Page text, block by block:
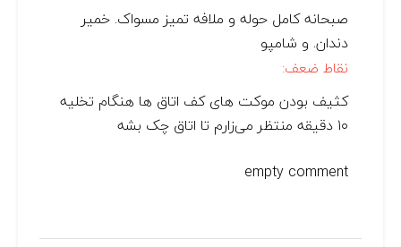
صبحانه کامل حوله و ملافه تمیز مسواک. خمیر
دندان. و شامپو
نقاط ضعف:
کثیف بودن موکت های کف اتاق ها هنگام تخلیه
۱۰ دقیقه منتظر می‌زارم تا اتاق چک بشه
empty comment